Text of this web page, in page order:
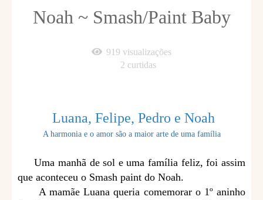
Noah ~ Smash/Paint Baby
919 visualizações
2 curtidas
Luana, Felipe, Pedro e Noah
A harmonia e o amor são a maior arte de uma família
Uma manhã de sol e uma família feliz, foi assim
que aconteceu o Smash paint do Noah.
A mamãe Luana queria comemorar o 1º aninho